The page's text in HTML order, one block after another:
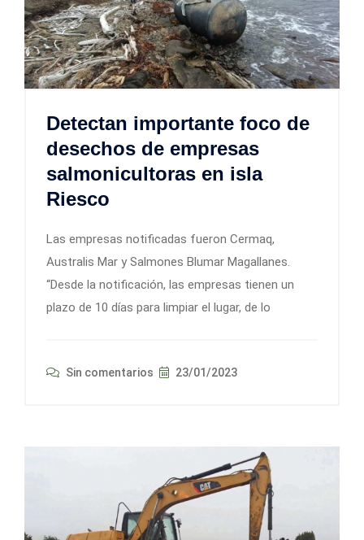
Detectan importante foco de
desechos de empresas
salmonicultoras en isla
Riesco
Las empresas notificadas fueron Cermaq,
Australis Mar y Salmones Blumar Magallanes.
“Desde la notificación, las empresas tienen un
plazo de 10 días para limpiar el lugar, de lo
Sin comentarios 23/01/2023